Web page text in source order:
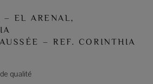
– EL ARENAL,
– REF. CORINTHIA
qualité